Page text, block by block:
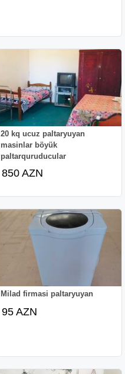
20 kq ucuz paltaryuyan
masinlar böyük
paltarquruducular
850 AZN
Milad firmasi paltaryuyan
95 AZN